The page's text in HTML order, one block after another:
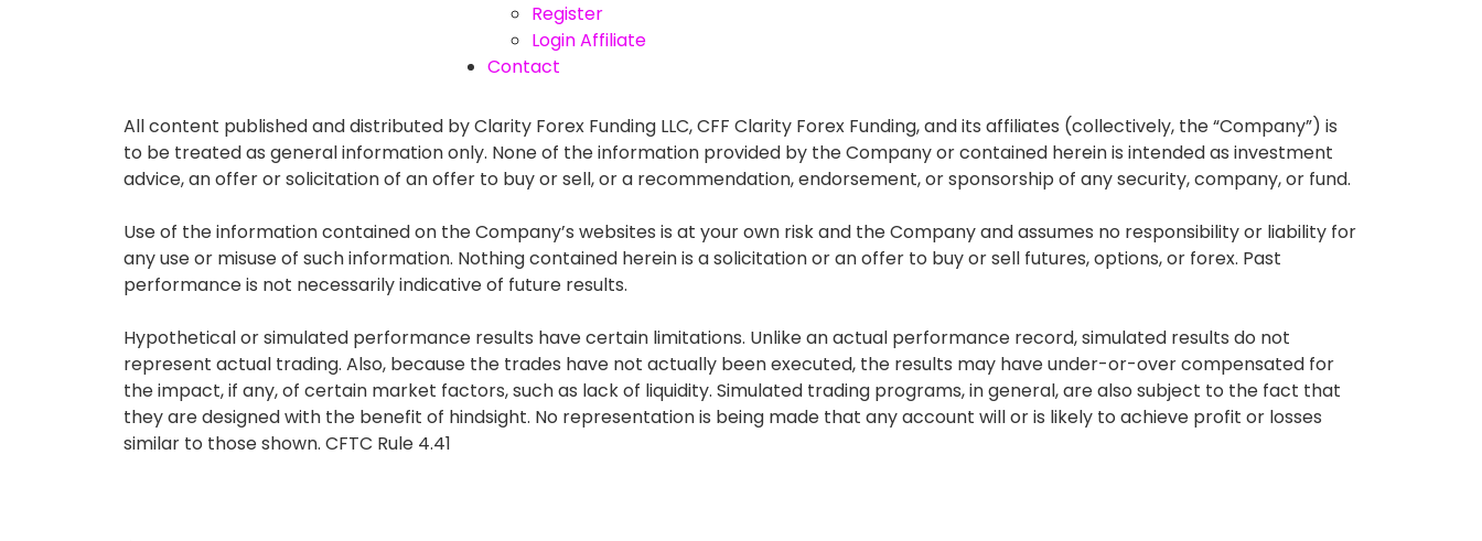
Register
Login Affiliate
Contact
All content published and distributed by Clarity Forex Funding LLC, CFF Clarity Forex Funding, and its affiliates (collectively, the “Company”) is
to be treated as general information only. None of the information provided by the Company or contained herein is intended as investment
advice, an offer or solicitation of an offer to buy or sell, or a recommendation, endorsement, or sponsorship of any security, company, or fund.
Use of the information contained on the Company’s websites is at your own risk and the Company and assumes no responsibility or liability for
any use or misuse of such information. Nothing contained herein is a solicitation or an offer to buy or sell futures, options, or forex. Past
performance is not necessarily indicative of future results.
Hypothetical or simulated performance results have certain limitations. Unlike an actual performance record, simulated results do not
represent actual trading. Also, because the trades have not actually been executed, the results may have under-or-over compensated for
the impact, if any, of certain market factors, such as lack of liquidity. Simulated trading programs, in general, are also subject to the fact that
they are designed with the benefit of hindsight. No representation is being made that any account will or is likely to achieve profit or losses
similar to those shown. CFTC Rule 4.41